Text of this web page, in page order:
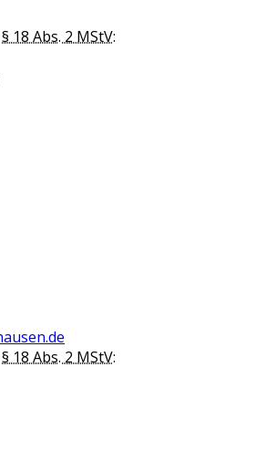
§ 18 Abs. 2 MStV:
§ 18 Abs. 2 MStV: